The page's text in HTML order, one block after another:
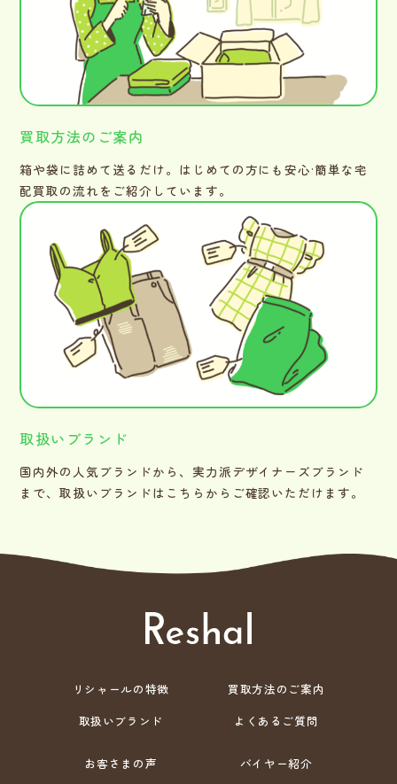
買取方法のご案内
箱や袋に詰めて送るだけ。はじめての方にも安心·簡単な宅
配買取の流れをご紹介しています。
取扱いブランド
国内外の人気ブランドから、実力派デザイナーズブランド
まで、取扱いブランドはこちらからご確認いただけます。
リシャールの特徴
買取方法のご案内
取扱いブランド
よくあるご質問
お客さまの声 バイヤー紹介